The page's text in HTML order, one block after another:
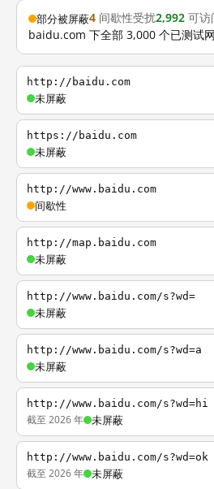
部分被屏蔽4 间歇性受扰2,992 可访
baidu.com 下全部 3,000 个已测试
http://baidu.com
未屏蔽
https://baidu.com
未屏蔽
http://www.baidu.com
间歇性
http://map.baidu.com
未屏蔽
http://www.baidu.com/s?wd=
未屏蔽
http://www.baidu.com/s?wd=a
未屏蔽
http://www.baidu.com/s?wd=hi
截至 2026 年 未屏蔽
http://www.baidu.com/s?wd=ok
截至 2026 年 未屏蔽